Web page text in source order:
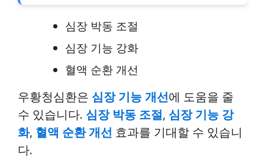
심장 박동 조절
심장 기능 강화
혈액 순환 개선
우황청심환은 심장 기능 개선에 도움을 줄
수 있습니다. 심장 박동 조절, 심장 기능 강
화, 혈액 순환 개선 효과를 기대할 수 있습니
다.